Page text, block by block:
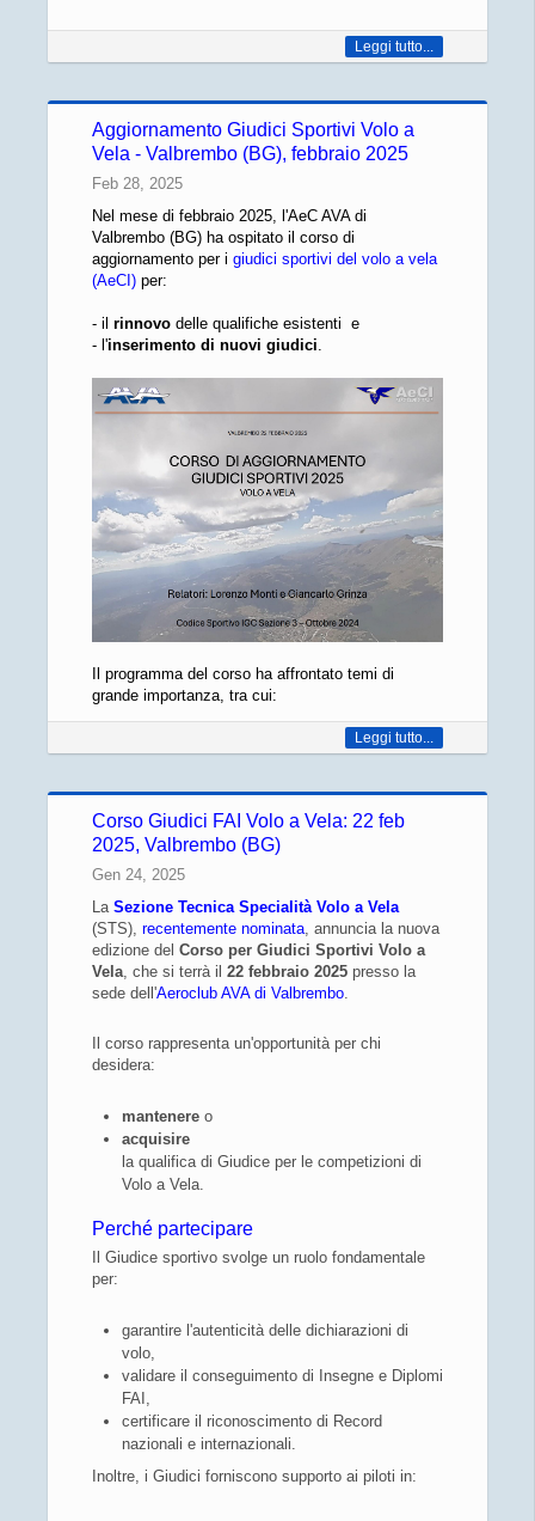
Leggi tutto...
Aggiornamento Giudici Sportivi Volo a
Vela - Valbrembo (BG), febbraio 2025
Feb 28, 2025
Nel mese di febbraio 2025, l'AeC AVA di
Valbrembo (BG) ha ospitato il corso di
aggiornamento per i giudici sportivi del volo a vela
(AeCI)per:
- il rinnovodelle qualifiche esistenti e
- l'inserimento di nuovi giudici.
Il programma del corso ha affrontato temi di
grande importanza, tra cui:
Leggi tutto...
Corso Giudici FAI Volo a Vela: 22 feb
2025, Valbrembo (BG)
Gen 24, 2025
La Sezione Tecnica Specialità Volo a Vela
(STS), recentemente nominata, annuncia la nuova
edizione del Corso per Giudici Sportivi Volo a
Vela, che si terrà il 22 febbraio 2025presso la
sede dell'Aeroclub AVA di Valbrembo.
Il corso rappresenta un'opportunità per chi
desidera:
mantenereo
acquisire
la qualifica di Giudice per le competizioni di
Volo a Vela.
Perché partecipare
Il Giudice sportivo svolge un ruolo fondamentale
per:
garantire l'autenticità delle dichiarazioni di
volo,
validare il conseguimento di Insegne e Diplomi
FAI,
certificare il riconoscimento di Record
nazionali e internazionali.
Inoltre, i Giudici forniscono supporto ai piloti in: